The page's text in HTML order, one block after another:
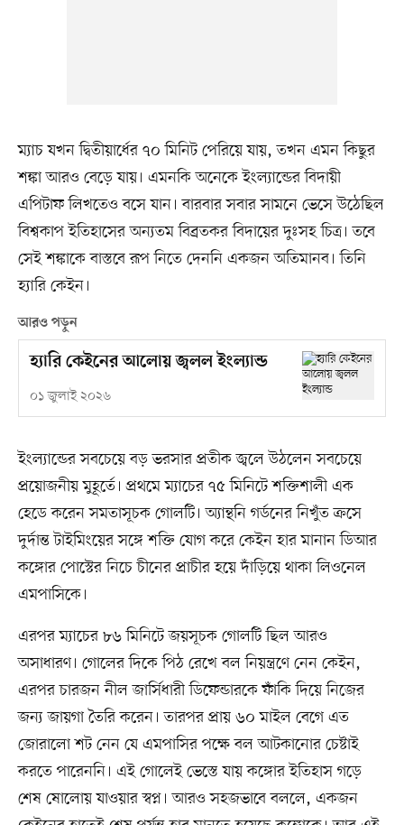
ম্যাচ যখন দ্বিতীয়ার্ধের ৭০ মিনিট পেরিয়ে যায়, তখন এমন কিছুর
শঙ্কা আরও বেড়ে যায়। এমনকি অনেকে ইংল্যান্ডের বিদায়ী
এপিটাফ লিখতেও বসে যান। বারবার সবার সামনে ভেসে উঠেছিল
বিশ্বকাপ ইতিহাসের অন্যতম বিব্রতকর বিদায়ের দুঃসহ চিত্র। তবে
সেই শঙ্কাকে বাস্তবে রূপ নিতে দেননি একজন অতিমানব। তিনি
হ্যারি কেইন।
আরও পড়ুন
হ্যারি কেইনের আলোয় জ্বলল ইংল্যান্ড
০১ জুলাই ২০২৬
ইংল্যান্ডের সবচেয়ে বড় ভরসার প্রতীক জ্বলে উঠলেন সবচেয়ে
প্রয়োজনীয় মুহূর্তে। প্রথমে ম্যাচের ৭৫ মিনিটে শক্তিশালী এক
হেডে করেন সমতাসূচক গোলটি। অ্যান্থনি গর্ডনের নিখুঁত ক্রসে
দুর্দান্ত টাইমিংয়ের সঙ্গে শক্তি যোগ করে কেইন হার মানান ডিআর
কঙ্গোর পোস্টের নিচে চীনের প্রাচীর হয়ে দাঁড়িয়ে থাকা লিওনেল
এমপাসিকে।
এরপর ম্যাচের ৮৬ মিনিটে জয়সূচক গোলটি ছিল আরও
অসাধারণ। গোলের দিকে পিঠ রেখে বল নিয়ন্ত্রণে নেন কেইন,
এরপর চারজন নীল জার্সিধারী ডিফেন্ডারকে ফাঁকি দিয়ে নিজের
জন্য জায়গা তৈরি করেন। তারপর প্রায় ৬০ মাইল বেগে এত
জোরালো শট নেন যে এমপাসির পক্ষে বল আটকানোর চেষ্টাই
করতে পারেননি। এই গোলেই ভেস্তে যায় কঙ্গোর ইতিহাস গড়ে
শেষ ষোলোয় যাওয়ার স্বপ্ন। আরও সহজভাবে বললে, একজন